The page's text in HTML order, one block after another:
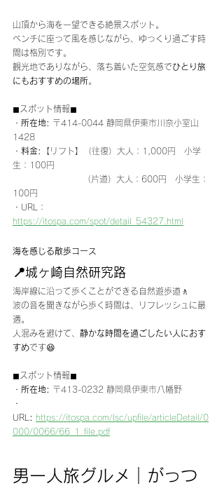
山頂から海を一望できる絶景スポット。
ベンチに座って風を感じながら、ゆっくり過ごす時
間は格別です。
観光地でありながら、落ち着いた空気感でひとり旅
にもおすすめの場所。
◼︎スポット情報◼︎
・ 所在地: 〒414-0044 静岡県伊東市川奈小室山
1428
・ 料金:
【リフト】（往復）大人：1,000円　小学
生：100円
（片道）大人：600円　小学生：
100円
・URL：
https://itospa.com/spot/detail_54327.html
海を感じる散歩コース
📍城ヶ崎自然研究路
海岸線に沿って歩くことができる自然遊歩道🚶
波の音を聞きながら歩く時間は、リフレッシュに最
適。
人混みを避けて、 静かな時間を過ごしたい人におす
すめです😆
◼︎スポット情報◼︎
・ 所在地: 〒413-0232 静岡県伊東市八幡野
・
URL : https://itospa.com/lsc/upfile/articleDetail/0
000/0066/66_1_file.pdf
男一人旅グルメ｜がっつ